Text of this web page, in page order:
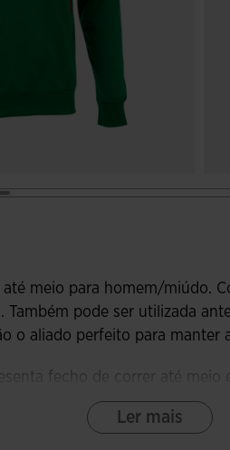
meio para homem/miúdo.
pode ser utilizada
o aliado perfeito para manter
fecho de correr até meio
o pescoço. Além disso,
acabamento
Ler mais